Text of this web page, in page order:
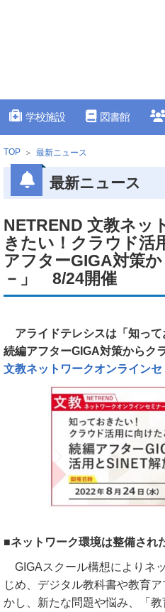
学校施設 図書館
TOP 最新ニュース
最新ニュース
NETREND 文教ネッ
きたい！クラウド活
アフターGIGA対策
－」 8/24開催
アライドテレシスは「知っ
続編アフターGIGA対策からク
文教ネットワークオンラインセ
■ネットワーク環境は整備され
GIGAスクール構想によりネ
じめ、デジタル教科書や教育
かし、新たな問題や悩み、「